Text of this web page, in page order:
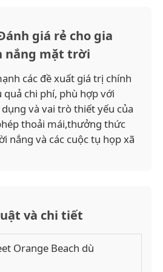
giá rẻ cho gia
nắng mặt trời
các đề xuất giá trị chính
quả chi phí, phù hợp với
và vai trò thiết yếu của
thoải mái,thưởng thức
nắng và các cuộc tụ họp xã
và chi tiết
Orange Beach dù